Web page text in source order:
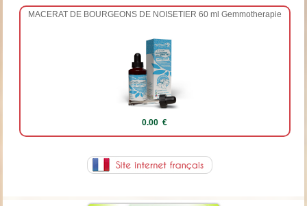
MACERAT DE BOURGEONS DE NOISETIER 60 ml Gemmotherapie
0.00 €